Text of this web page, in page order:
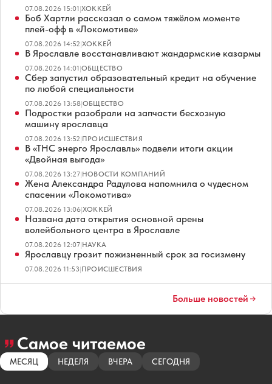
07.08.2026 15:01|ХОККЕЙ
Боб Хартли рассказал о самом тяжёлом моменте
плей-офф в «Локомотиве»
07.08.2026 14:52|ХОККЕЙ
В Ярославле восстанавливают жандармские казармы
07.08.2026 14:01|ОБЩЕСТВО
Сбер запустил образовательный кредит на обучение
по любой специальности
07.08.2026 13:58|ОБЩЕСТВО
Подростки разобрали на запчасти бесхозную
машину ярославца
07.08.2026 13:52|ПРОИСШЕСТВИЯ
В «ТНС энерго Ярославль» подвели итоги акции
«Двойная выгода»
07.08.2026 13:27|НОВОСТИ КОМПАНИЙ
Жена Александра Радулова напомнила о чудесном
спасении «Локомотива»
07.08.2026 13:06|ХОККЕЙ
Названа дата открытия основной арены
волейбольного центра в Ярославле
07.08.2026 12:07|НАУКА
Ярославцу грозит пожизненный срок за госизмену
07.08.2026 11:53|ПРОИСШЕСТВИЯ
Больше новостей
Самое читаемое
МЕСЯЦ НЕДЕЛЯ ВЧЕРА СЕГОДНЯ